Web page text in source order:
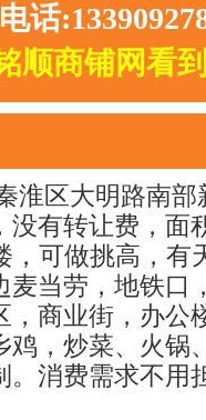
话
顺商铺网看
淮区大明路南部
有转让费，面
，可做挑高，有
麦当劳，地铁口
，商业街，办公
鸡，炒菜、火锅
。消费需求不用